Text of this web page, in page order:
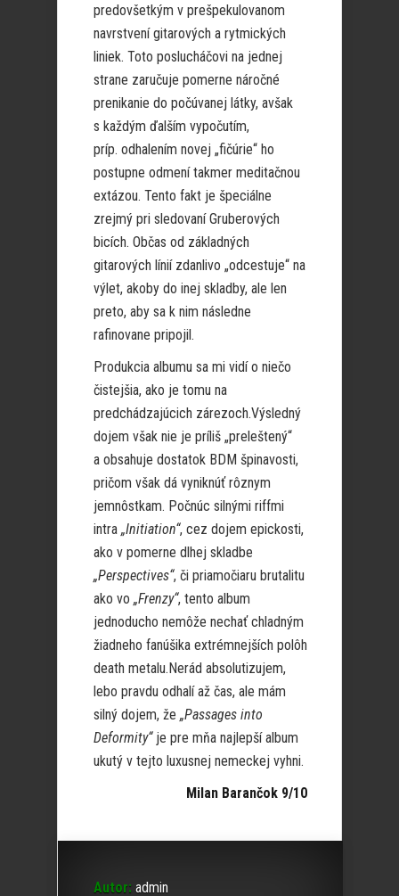
predovšetkým v prešpekulovanom
navrstvení gitarových a rytmických
liniek. Toto poslucháčovi na jednej
strane zaručuje pomerne náročné
prenikanie do počúvanej látky, avšak
s každým ďalším vypočutím,
príp. odhalením novej „fičúrie“ ho
postupne odmení takmer meditačnou
extázou. Tento fakt je špeciálne
zrejmý pri sledovaní Gruberových
bicích. Občas od základných
gitarových línií zdanlivo „odcestuje“ na
výlet, akoby do inej skladby, ale len
preto, aby sa k nim následne
rafinovane pripojil.
Produkcia albumu sa mi vidí o niečo
čistejšia, ako je tomu na
predchádzajúcich zárezoch.Výsledný
dojem však nie je príliš „preleštený“
a obsahuje dostatok BDM špinavosti,
pričom však dá vyniknúť rôznym
jemnôstkam. Počnúc silnými riffmi
intra „Initiation“, cez dojem epickosti,
ako v pomerne dlhej skladbe
„Perspectives“, či priamočiaru brutalitu
ako vo „Frenzy“, tento album
jednoducho nemôže nechať chladným
žiadneho fanúšika extrémnejších polôh
death metalu.Nerád absolutizujem,
lebo pravdu odhalí až čas, ale mám
silný dojem, že „Passages into
Deformity“je pre mňa najlepší album
ukutý v tejto luxusnej nemeckej vyhni.
Milan Barančok 9/10
Autor: admin